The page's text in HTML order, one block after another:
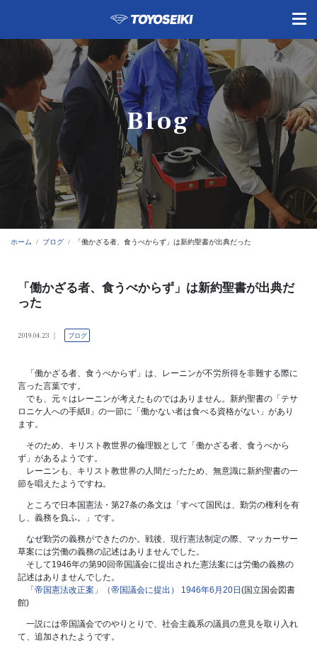
Blog
ホーム ブログ 「働かざる者、食うべからず」は新約聖書が出典だった
「働かざる者、食うべからず」は新約聖書が出典だ
った
2019.04.23 ブログ
「働かざる者、食うべからず」は、レーニンが不労所得を非難する際に
言った言葉です。
でも、元々はレーニンが考えたものではありません。新約聖書の「テサ
ロニケ人への手紙II」の一節に「働かない者は食べる資格がない」があり
ます。
そのため、キリスト教世界の倫理観として「働かざる者、食うべから
ず」があるようです。
レーニンも、キリスト教世界の人間だったため、無意識に新約聖書の一
節を唱えたようですね。
ところで日本国憲法・第27条の条文は「すべて国民は、勤労の権利を有
し、義務を負ふ。」です。
なぜ勤労の義務ができたのか。戦後、現行憲法制定の際、マッカーサー
草案には労働の義務の記述はありませんでした。
そして1946年の第90回帝国議会に提出された憲法案には労働の義務の
記述はありませんでした。
「帝国憲法改正案」（帝国議会に提出） 1946年6月20日 (国立国会図書
館)
一説には帝国議会でのやりとりで、社会主義系の議員の意見を取り入れ
て、追加されたようです。